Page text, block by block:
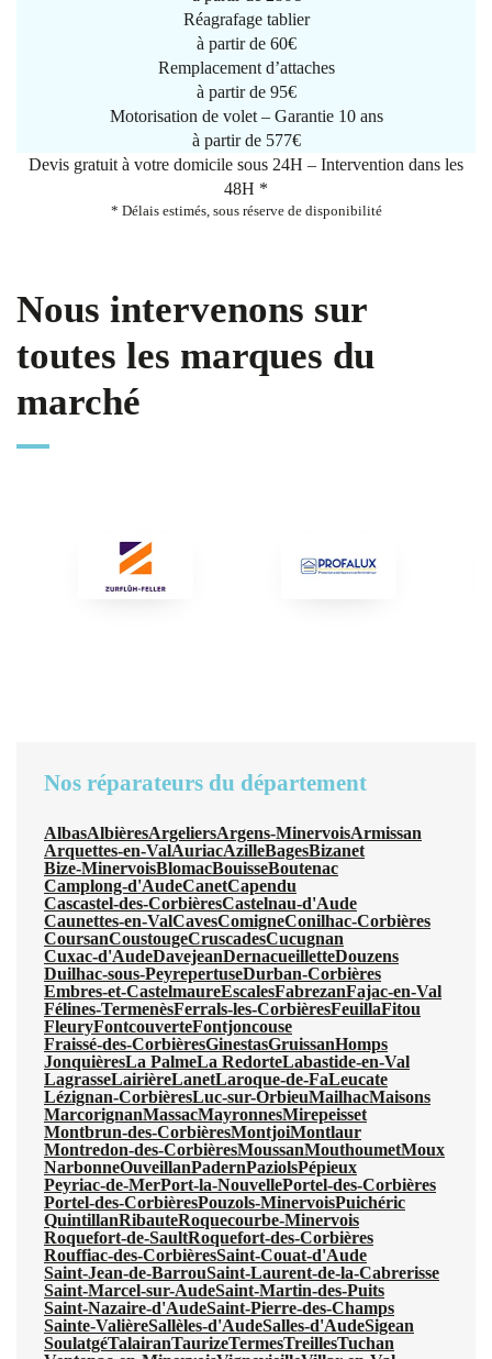
Réagrafage tablier
à partir de 60€
Remplacement d’attaches
à partir de 95€
Motorisation de volet – Garantie 10 ans
à partir de 577€
Devis gratuit à votre domicile sous 24H – Intervention dans les
48H *
* Délais estimés, sous réserve de disponibilité
Nous intervenons sur
toutes les marques du
marché
Nos réparateurs du département
AlbasAlbièresArgeliersArgens-MinervoisArmissan
Arquettes-en-ValAuriacAzilleBagesBizanet
Bize-MinervoisBlomacBouisseBoutenac
Camplong-d'AudeCanetCapendu
Cascastel-des-CorbièresCastelnau-d'Aude
Caunettes-en-ValCavesComigneConilhac-Corbières
CoursanCoustougeCruscadesCucugnan
Cuxac-d'AudeDavejeanDernacueilletteDouzens
Duilhac-sous-PeyrepertuseDurban-Corbières
Embres-et-CastelmaureEscalesFabrezanFajac-en-Val
Félines-TermenèsFerrals-les-CorbièresFeuillaFitou
FleuryFontcouverteFontjoncouse
Fraissé-des-CorbièresGinestasGruissanHomps
JonquièresLa PalmeLa RedorteLabastide-en-Val
LagrasseLairièreLanetLaroque-de-FaLeucate
Lézignan-CorbièresLuc-sur-OrbieuMailhacMaisons
MarcorignanMassacMayronnesMirepeisset
Montbrun-des-CorbièresMontjoiMontlaur
Montredon-des-CorbièresMoussanMouthoumetMoux
NarbonneOuveillanPadernPaziolsPépieux
Peyriac-de-MerPort-la-NouvellePortel-des-Corbières
Portel-des-CorbièresPouzols-MinervoisPuichéric
QuintillanRibauteRoquecourbe-Minervois
Roquefort-de-SaultRoquefort-des-Corbières
Rouffiac-des-CorbièresSaint-Couat-d'Aude
Saint-Jean-de-BarrouSaint-Laurent-de-la-Cabrerisse
Saint-Marcel-sur-AudeSaint-Martin-des-Puits
Saint-Nazaire-d'AudeSaint-Pierre-des-Champs
Sainte-ValièreSallèles-d'AudeSalles-d'AudeSigean
SoulatgéTalairanTaurizeTermesTreillesTuchan